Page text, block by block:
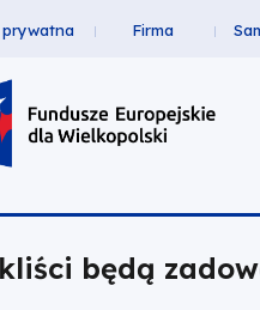
Firma
będą